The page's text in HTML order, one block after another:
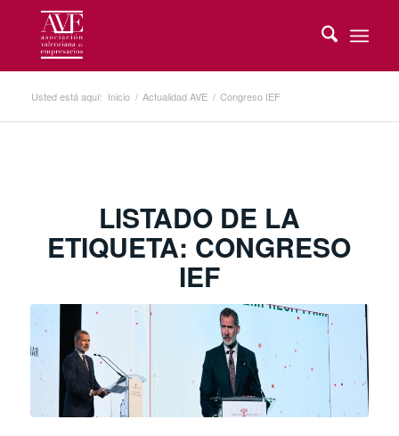
Usted está aquí: Inicio / Actualidad AVE / Congreso IEF
LISTADO DE LA
ETIQUETA: CONGRESO
IEF